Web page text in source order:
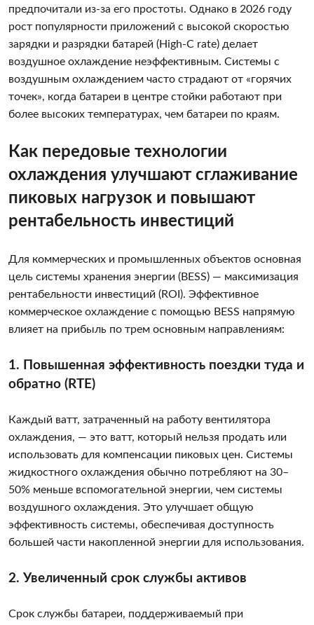
предпочитали из-за его простоты. Однако в 2026 году
рост популярности приложений с высокой скоростью
зарядки и разрядки батарей (High-C rate) делает
воздушное охлаждение неэффективным. Системы с
воздушным охлаждением часто страдают от «горячих
точек», когда батареи в центре стойки работают при
более высоких температурах, чем батареи по краям.
Как передовые технологии
охлаждения улучшают сглаживание
пиковых нагрузок и повышают
рентабельность инвестиций
Для коммерческих и промышленных объектов основная
цель системы хранения энергии (BESS) — максимизация
рентабельности инвестиций (ROI). Эффективное
коммерческое охлаждение с помощью BESS напрямую
влияет на прибыль по трем основным направлениям:
1. Повышенная эффективность поездки туда и
обратно (RTE)
Каждый ватт, затраченный на работу вентилятора
охлаждения, — это ватт, который нельзя продать или
использовать для компенсации пиковых цен. Системы
жидкостного охлаждения обычно потребляют на 30–
50% меньше вспомогательной энергии, чем системы
воздушного охлаждения. Это улучшает общую
эффективность системы, обеспечивая доступность
большей части накопленной энергии для использования.
2. Увеличенный срок службы активов
Срок службы батареи, поддерживаемый при